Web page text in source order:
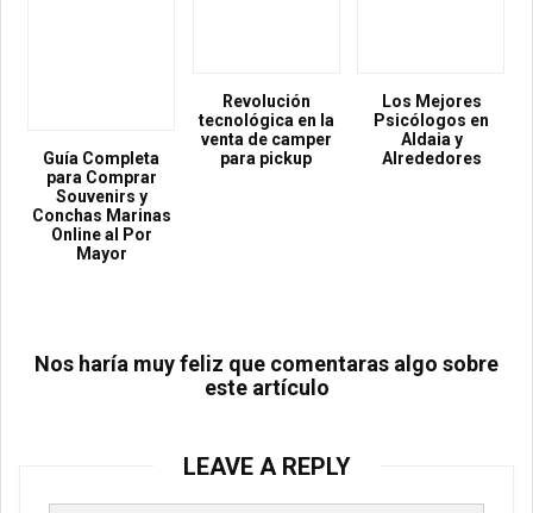
Guía Completa
para Comprar
Souvenirs y
Conchas Marinas
Online al Por
Mayor
Revolución
tecnológica en la
venta de camper
para pickup
Los Mejores
Psicólogos en
Aldaia y
Alrededores
Nos haría muy feliz que comentaras algo sobre
este artículo
LEAVE A REPLY